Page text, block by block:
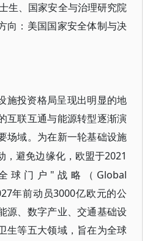
生、国家安全与治理研究院
向：美国国家安全体制与决
施投资格局呈现出明显的地
互联互通与能源转型逐渐演
场域。为在新一轮基础设施
，避免边缘化，欧盟于2021
球门户"战略（Global
年前动员3000亿欧元的公
源、数字产业、交通基础设
生等五大领域，旨在为全球